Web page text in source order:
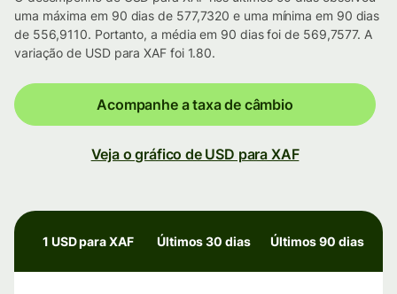
uma máxima em 90 dias de 577,7320 e uma mínima em 90 dias
de 556,9110. Portanto, a média em 90 dias foi de 569,7577. A
variação de USD para XAF foi 1.80.
Acompanhe a taxa de câmbio
Veja o gráfico de USD para XAF
1 USD para XAF Últimos 30 dias Últimos 90 dias